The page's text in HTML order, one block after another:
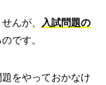
んが、 入試問題の
です。
をやっておかなけ